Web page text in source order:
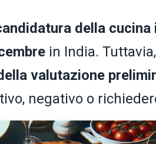
della
in India. Tuttavia,
valutazione
negativo o